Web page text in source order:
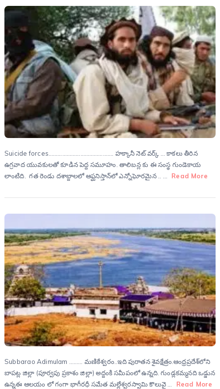
Suicide forces……………………………………. హక్కానీ నెట్ వర్క్ … కాకలు తీరిన
ఉగ్రవాద యువకులతో కూడిన పెద్ద సమూహం. తాలిబన్ల కు ఈ సంస్థ గుండెకాయ
లాంటిది. గత రెండు దశాబ్దాలలో ఆఫ్ఘనిస్తాన్‌లో ఎన్నోఘోరమైన .. …
Read More
Subbarao Adimulam ……… మణికేశ్వరం..ఇది పురాతన శైవక్షేత్రం.ఆంధ్రప్రదేశ్‌లోని
బాపట్ల జిల్లా (పూర్వపు ప్రకాశం జిల్లా) అద్దంకి సమీపంలో ఉన్నది. గుండ్లకమ్మనది ఒడ్డున
ఉన్నఈ ఆలయం లో గంగా భాగీరధీ సమేత మల్లేశ్వరస్వామి కొలువై …
Read More